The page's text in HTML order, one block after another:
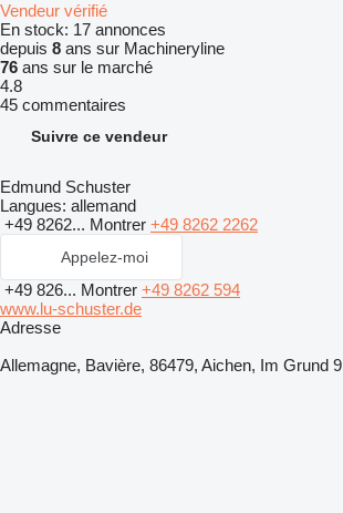
Vendeur vérifié
En stock: 17 annonces
depuis 8 ans sur Machineryline
76 ans sur le marché
4.8
45 commentaires
Suivre ce vendeur
Edmund Schuster
Langues: allemand
+49 8262... Montrer +49 8262 2262
Appelez-moi
+49 826... Montrer +49 8262 594
www.lu-schuster.de
Adresse
Allemagne, Bavière, 86479, Aichen, Im Grund 9